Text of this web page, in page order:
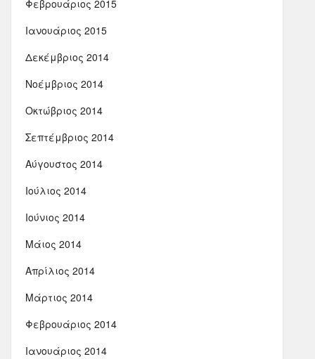
Φεβρουάριος 2015
Ιανουάριος 2015
Δεκέμβριος 2014
Νοέμβριος 2014
Οκτώβριος 2014
Σεπτέμβριος 2014
Αύγουστος 2014
Ιούλιος 2014
Ιούνιος 2014
Μάιος 2014
Απρίλιος 2014
Μάρτιος 2014
Φεβρουάριος 2014
Ιανουάριος 2014